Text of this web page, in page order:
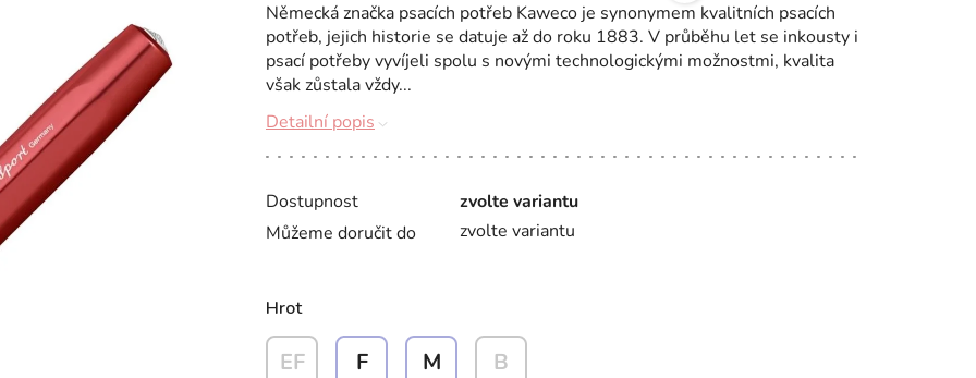
Dostupnost
zvolte variantu
Můžeme doručit do
zvolte variantu
Hrot
EF F M B
Německá značka psacích potřeb Kaweco je synonymem kvalitních psacích
potřeb, jejich historie se datuje až do roku 1883. V průběhu let se inkousty i
psací potřeby vyvíjeli spolu s novými technologickými možnostmi, kvalita
však zůstala vždy...
Detailní popis